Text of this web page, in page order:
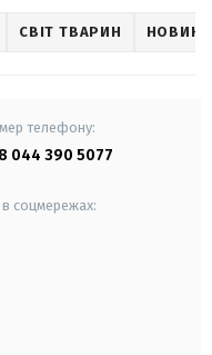
СВІТ ТВАРИН
телефону:
044 390 5077
соцмережах: